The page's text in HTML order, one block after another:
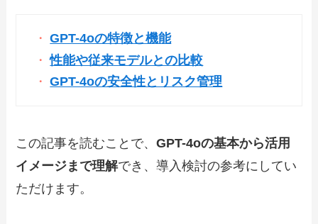
GPT-4oの特徴と機能
性能や従来モデルとの比較
GPT-4oの安全性とリスク管理
この記事を読むことで、GPT-4oの基本から活用
イメージまで理解でき、導入検討の参考にしてい
ただけます。